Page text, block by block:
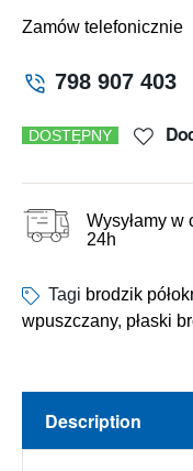
Zamów telefonicznie
798 907 403
DOSTĘPNY
Wysyłamy w
24h
Tagi brodzik
wpuszczany, płaski
Description